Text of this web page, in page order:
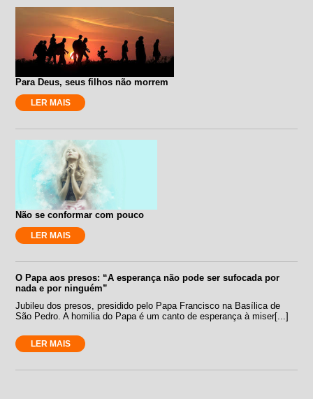
Para Deus, seus filhos não morrem
LER MAIS
Não se conformar com pouco
LER MAIS
O Papa aos presos: “A esperança não pode ser sufocada por
nada e por ninguém”
Jubileu dos presos, presidido pelo Papa Francisco na Basílica de
São Pedro. A homilia do Papa é um canto de esperança à miser[...]
LER MAIS